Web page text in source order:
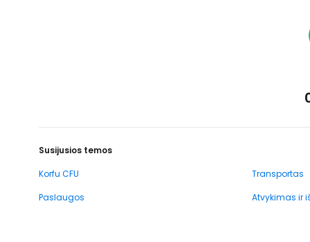
Susijusios temos
Korfu CFU
Transportas
Paslaugos
Atvykimas ir